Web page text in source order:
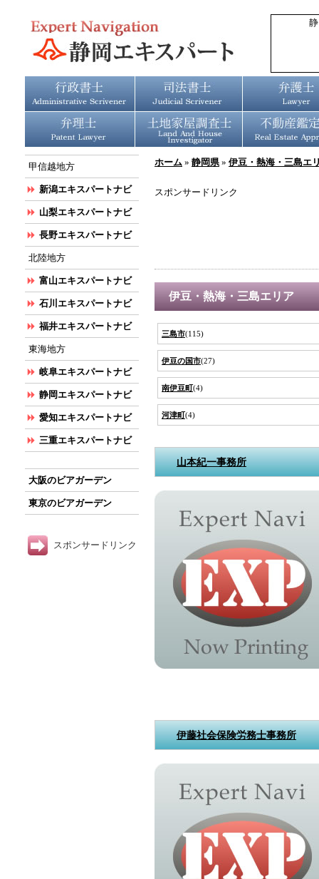
ホーム » 静岡県» 伊豆・熱海・三島エ
スポンサードリンク
伊豆・熱海・三島エリア
三島市(115)
伊豆の国市(27)
南伊豆町(4)
河津町(4)
山本紀一事務所
伊藤社会保険労務士事務所
甲信越地方
新潟エキスパートナビ
山梨エキスパートナビ
長野エキスパートナビ
北陸地方
富山エキスパートナビ
石川エキスパートナビ
福井エキスパートナビ
東海地方
岐阜エキスパートナビ
静岡エキスパートナビ
愛知エキスパートナビ
三重エキスパートナビ
大阪のビアガーデン
東京のビアガーデン
スポンサードリンク